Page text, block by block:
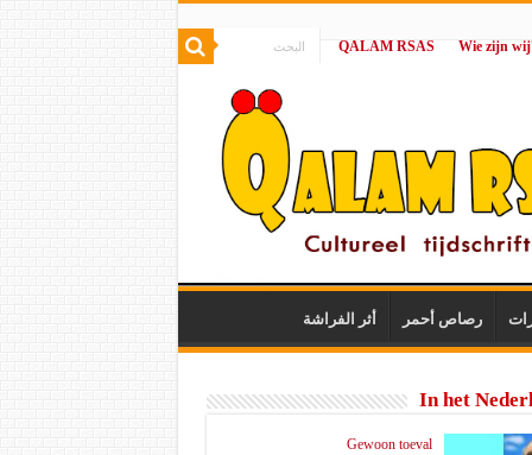
|
QALAM RSAS
رصاص أحمر أثر الفراشة
In het
Gewoon toeval